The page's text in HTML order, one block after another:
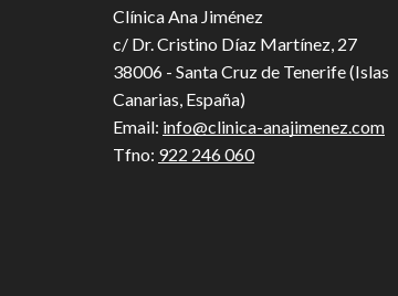
Clínica Ana Jiménez
c/ Dr. Cristino Díaz Martínez, 27
38006 - Santa Cruz de Tenerife (Islas
Canarias, España)
Email: info@clinica-anajimenez.com
Tfno: 922 246 060